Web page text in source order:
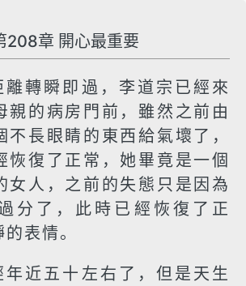
208章 開心最重要
離轉瞬即過，李道宗已經來
親的病房門前，雖然之前由
不長眼睛的東西給氣壞了，
恢復了正常，她畢竟是一個
女人，之前的失態只是因為
分了，此時已經恢復了正
表情。
年近五十左右了，但是天生